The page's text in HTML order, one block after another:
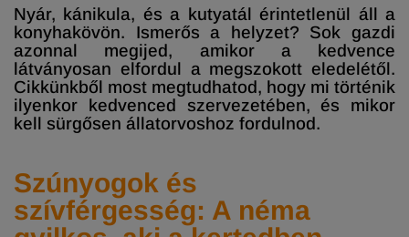
Nyár, kánikula, és a kutyatál érintetlenül áll a
konyhakövön. Ismerős a helyzet? Sok gazdi
azonnal megijed, amikor a kedvence
látványosan elfordul a megszokott eledelétől.
Cikkünkből most megtudhatod, hogy mi történik
ilyenkor kedvenced szervezetében, és mikor
kell sürgősen állatorvoshoz fordulnod.
Szúnyogok és
szívférgesség: A néma